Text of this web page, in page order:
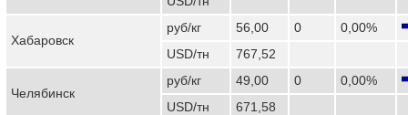
Хабаровск
руб/кг 56,00 0
0,00%
USD/тн
767,52
Челябинск
руб/кг 49,00 0
0,00%
USD/тн
671,58